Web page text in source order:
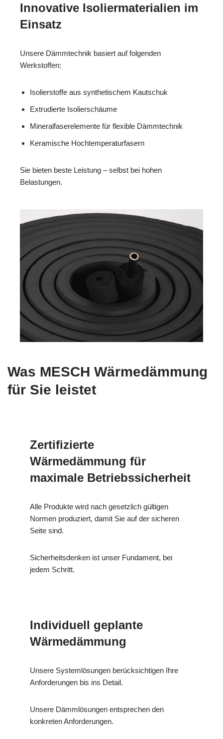
Innovative Isoliermaterialien im
Einsatz
Unsere Dämmtechnik basiert auf folgenden
Werkstoffen:
Isolierstoffe aus synthetischem Kautschuk
Extrudierte Isolierschäume
Mineralfaserelemente für flexible Dämmtechnik
Keramische Hochtemperaturfasern
Sie bieten beste Leistung – selbst bei hohen
Belastungen.
Was MESCH Wärmedämmung
für Sie leistet
Zertifizierte
Wärmedämmung für
maximale Betriebssicherheit
Alle Produkte wird nach gesetzlich gültigen
Normen produziert, damit Sie auf der sicheren
Seite sind.
Sicherheitsdenken ist unser Fundament, bei
jedem Schritt.
Individuell geplante
Wärmedämmung
Unsere Systemlösungen berücksichtigen Ihre
Anforderungen bis ins Detail.
Unsere Dämmlösungen entsprechen den
konkreten Anforderungen.